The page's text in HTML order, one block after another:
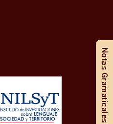
Notas Gramaticales